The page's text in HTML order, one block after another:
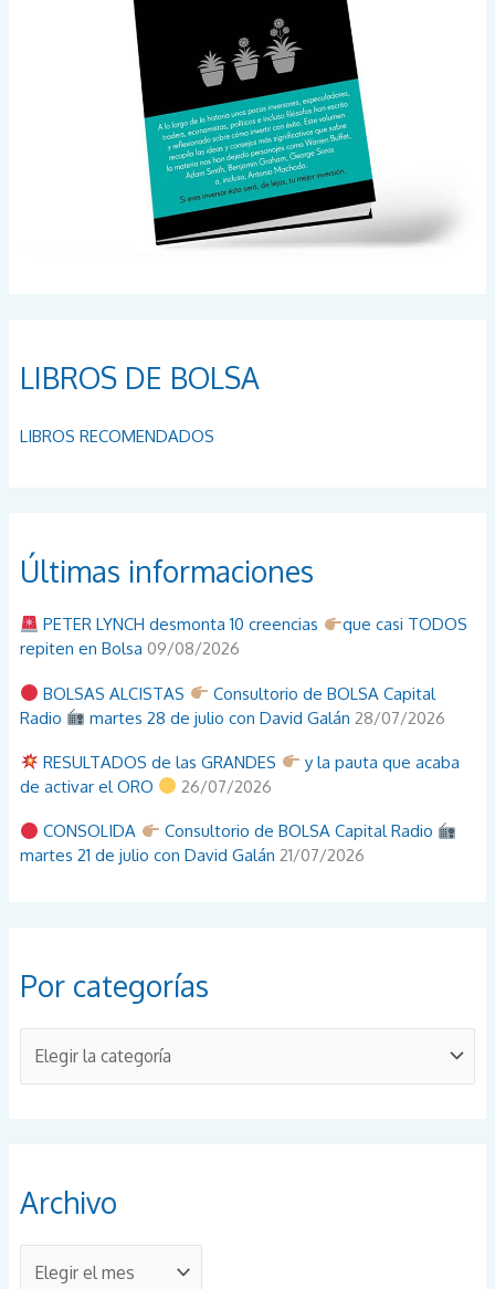
LIBROS DE BOLSA
LIBROS RECOMENDADOS
Últimas informaciones
PETER LYNCH desmonta 10 creencias
que casi TODOS
repiten en Bolsa 09/08/2026
BOLSAS ALCISTAS
Consultorio de BOLSA Capital
Radio
martes 28 de julio con David Galán 28/07/2026
RESULTADOS de las GRANDES
y la pauta que acaba
de activar el ORO
26/07/2026
CONSOLIDA
Consultorio de BOLSA Capital Radio
martes 21 de julio con David Galán 21/07/2026
Por categorías
t
e
Archivo